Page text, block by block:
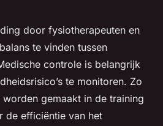
door fysiotherapeuten en
te vinden tussen
controle is belangrijk
te monitoren. Zo
worden gemaakt in de training
de efficiëntie van het